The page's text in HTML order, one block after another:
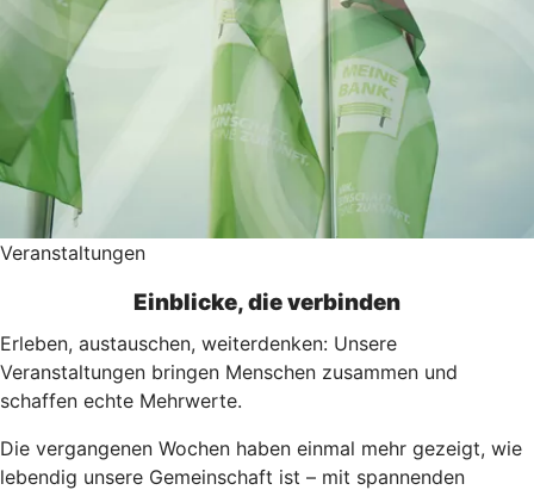
Veranstaltungen
Einblicke, die verbinden
Erleben, austauschen, weiterdenken: Unsere
Veranstaltungen bringen Menschen zusammen und
schaffen echte Mehrwerte.
Die vergangenen Wochen haben einmal mehr gezeigt, wie
lebendig unsere Gemeinschaft ist – mit spannenden